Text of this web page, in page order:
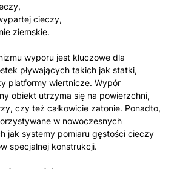
cieczy,
ziemskie.
wyporu jest kluczowe dla
pływających takich jak statki,
platformy wiertnicze. Wypór
obiekt utrzyma się na powierzchni,
czy też całkowicie zatonie. Ponadto,
w nowoczesnych
jak systemy pomiaru gęstości cieczy
specjalnej konstrukcji.